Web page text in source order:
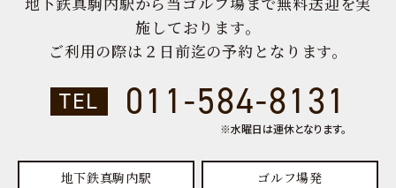
施しております。
ご利用の際は２日前迄の予約となります。
TEL 011-584-8131
※水曜日は運休となります。
地下鉄真駒内駅
ゴルフ場発